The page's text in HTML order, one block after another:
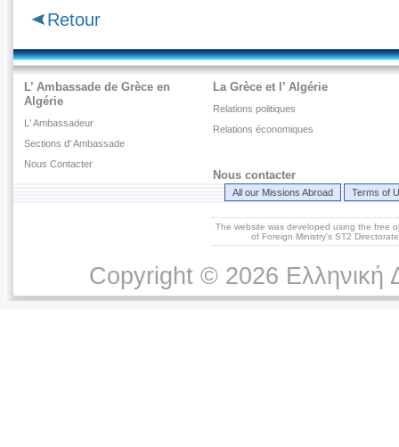
Retour
L’ Ambassade de Grèce en
Algérie
L' Ambassadeur
Sections d' Ambassade
Nous Contacter
La Grèce et l’ Algérie
Relations politiques
Relations économiques
Nous contacter
All our Missions Abroad Terms of
The website was developed using the free
of Foreign Ministry's ST2
Copyright © 2026